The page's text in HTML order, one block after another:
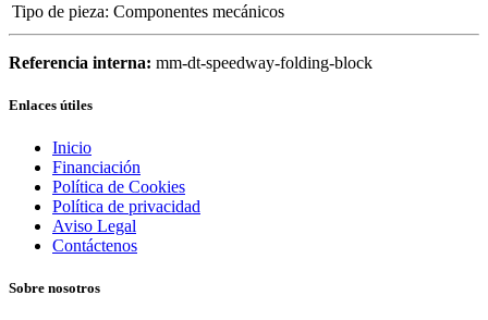
Tipo de pieza: Componentes mecánicos
Referencia interna: mm-dt-speedway-folding-block
Enlaces útiles
Inicio
Financiación
Política de Cookies
Política de privacidad
Aviso Legal
Contáctenos
Sobre nosotros